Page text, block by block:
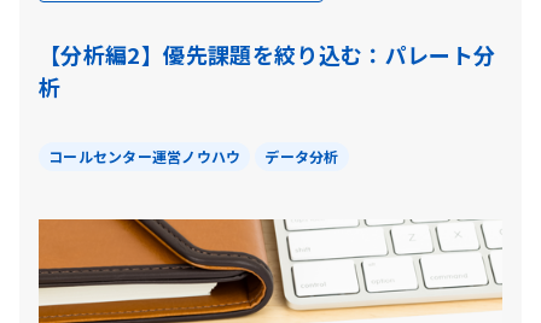
【分析編2】優先課題を絞り込む：パレート分
析
コールセンター運営ノウハウ データ分析